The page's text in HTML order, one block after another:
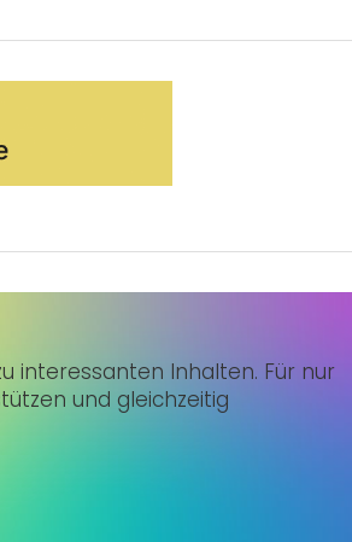
interessanten Inhalten. Für nur
und gleichzeitig